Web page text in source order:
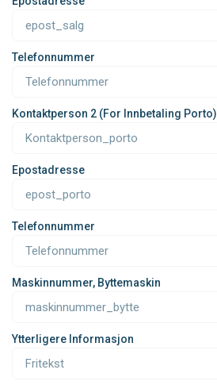
Telefonnummer
Kontaktperson 2 (for Innbetaling Porto)
Epostadresse
Telefonnummer
Maskinnummer, Byttemaskin
Ytterligere Informasjon